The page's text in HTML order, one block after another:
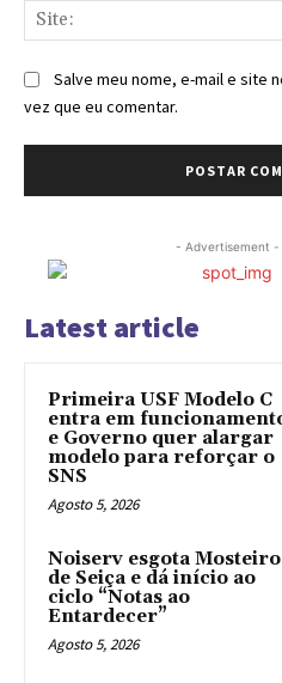
Salve meu nome, e-mail e site
vez que eu comentar.
- Advertisement -
Latest article
Primeira USF Modelo C
entra em
e Governo quer alargar
modelo para reforçar o
SNS
Agosto 5, 2026
Noiserv esgota Mosteiro
de Seiça e dá início ao
ciclo “Notas ao
Entardecer”
Agosto 5, 2026